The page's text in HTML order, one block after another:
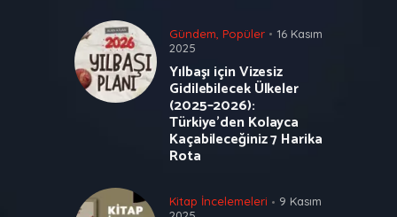
Gündem Popüler
16 Kasım
2025
Yılbaşı için Vizesiz
Gidilebilecek Ülkeler
(2025–2026):
Türkiye’den Kolayca
Kaçabileceğiniz 7 Harika
Rota
Kitap İncelemeleri
9 Kasım